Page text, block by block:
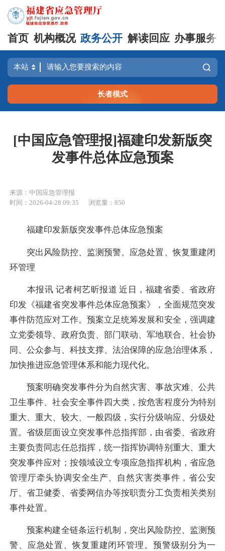
首页 机构概况 政务公开 解读回应 办事服务
长者模式
[中国应急管理报]福建印发新版突
发事件总体应急预案
来源：中国应急管理报
时间：2026-04-28 09:35
浏览量：850
福建印发新版突发事件总体应急预案
突出风险防控、监测预警、应急处置、恢复重建闭
环管理
本报讯 记者柯艺昕报道 近日，福建省委、省政府
印发《福建省突发事件总体应急预案》，全面规范突发
事件防范应对工作。预案立足统筹发展和安全，强调建
立党委领导、政府负责、部门联动、军地联合、社会协
同、公众参与、科技支撑、法治保障的应急治理体系，
加快推进应急管理体系和能力现代化。
预案明确突发事件分为自然灾害、事故灾难、公共
卫生事件、社会安全事件四大类，按危害程度分为特别
重大、重大、较大、一般四级，实行分级响应、分级处
置。省级层面设立突发事件总指挥部，由省委、省政府
主要负责同志任总指挥，统一指挥协调特别重大、重大
突发事件应对；按领域设立专项应急指挥机构，省应急
管理厅牵头协调安全生产、自然灾害类事件，省公安
厅、省卫健委、省委网信办等按职责分工负责相关类别
事件处置。
预案构建全链条运行机制，突出风险防控、监测预
警、应急处置、恢复重建闭环管理。预警级别分为一